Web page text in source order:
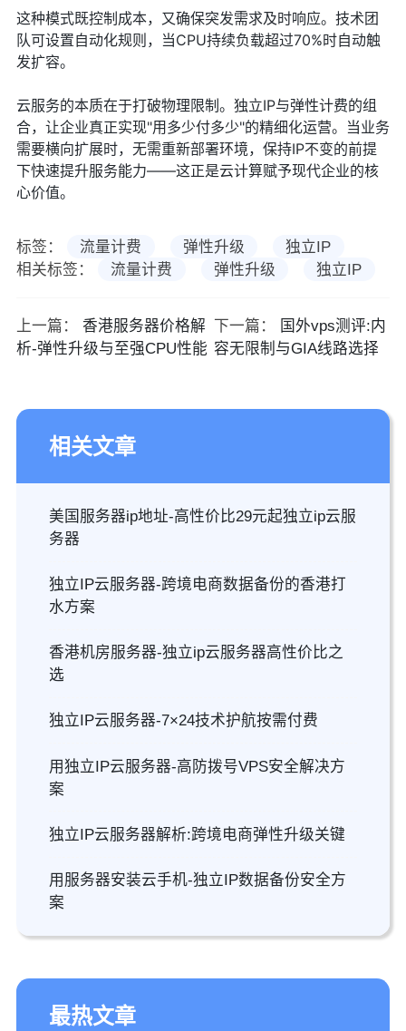
这种模式既控制成本，又确保突发需求及时响应。技术团
队可设置自动化规则，当CPU持续负载超过70%时自动触
发扩容。
云服务的本质在于打破物理限制。独立IP与弹性计费的组
合，让企业真正实现"用多少付多少"的精细化运营。当业务
需要横向扩展时，无需重新部署环境，保持IP不变的前提
下快速提升服务能力——这正是云计算赋予现代企业的核
心价值。
标签： 流量计费 弹性升级
独立IP
相关标签：
流量计费 弹性升级 独立IP
上一篇：
香港服务器价格解
析-弹性升级与至强CPU性能
下一篇：
国外vps测评:内
容无限制与GIA线路选择
相关文章
美国服务器ip地址-高性价比29元起独立ip云服
务器
独立IP云服务器-跨境电商数据备份的香港打
水方案
香港机房服务器-独立ip云服务器高性价比之
选
独立IP云服务器-7×24技术护航按需付费
用独立IP云服务器-高防拨号VPS安全解决方
案
独立IP云服务器解析:跨境电商弹性升级关键
用服务器安装云手机-独立IP数据备份安全方
案
最热文章